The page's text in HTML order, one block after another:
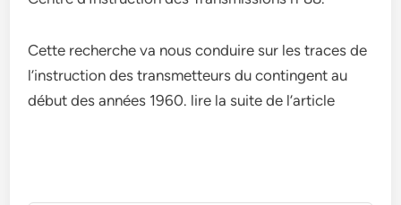
Cette recherche va nous conduire sur les traces de
l’instruction des transmetteurs du contingent au
début des années 1960. lire la suite de l’article